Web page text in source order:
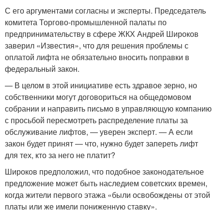
С его аргументами согласны и эксперты. Председатель
комитета Торгово-промышленной палаты по
предпринимательству в сфере ЖКХ Андрей Широков
заверил «Известия», что для решения проблемы с
оплатой лифта не обязательно вносить поправки в
федеральный закон.
— В целом в этой инициативе есть здравое зерно, но
собственники могут договориться на общедомовом
собрании и направить письмо в управляющую компанию
с просьбой пересмотреть распределение платы за
обслуживание лифтов, — уверен эксперт. — А если
закон будет принят — что, нужно будет запереть лифт
для тех, кто за него не платит?
Широков предположил, что подобное законодательное
предложение может быть наследием советских времен,
когда жители первого этажа «были освобождены от этой
платы или же имели пониженную ставку».